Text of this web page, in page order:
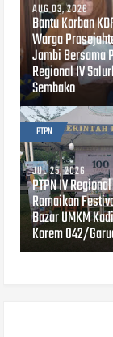
AUG 03, 2026
Bantu Korban
Warga
Jambi Bersama
Regional IV
Sembako
PTPN
JUL 25, 2026
PTPN IV
Ramaikan
Bazar UMKM
Korem 042/